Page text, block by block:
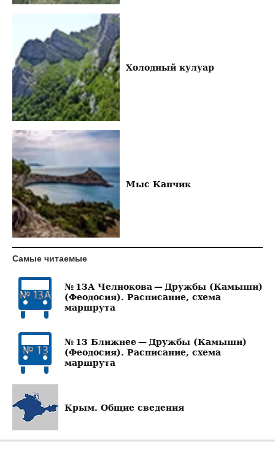
Холодный кулуар
Мыс Капчик
Самые читаемые
№ 13А Челнокова — Дружбы (Камыши)
(Феодосия). Расписание, схема
маршрута
№ 13 Ближнее — Дружбы (Камыши)
(Феодосия). Расписание, схема
маршрута
Крым. Общие сведения